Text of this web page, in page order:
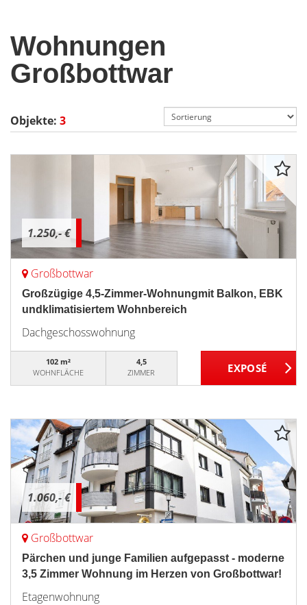
Wohnungen
Großbottwar
Objekte: 3
1.250,- €
Großbottwar
Großzügige 4,5-Zimmer-Wohnungmit Balkon, EBK
undklimatisiertem Wohnbereich
Dachgeschosswohnung
102 m²
WOHNFLÄCHE
4,5
ZIMMER
1.060,- €
Großbottwar
Pärchen und junge Familien aufgepasst - moderne
3,5 Zimmer Wohnung im Herzen von Großbottwar!
Etagenwohnung